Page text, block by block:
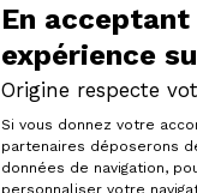
En
expérience
Origine respecte
Plateforme
Si vous donnez votre
partenaires déposerons
données de navigation,
personnaliser votre